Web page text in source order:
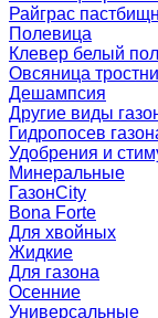
Райграс
Полевица
Клевер белый
Овсяница
Дешампсия
Другие виды
Гидропосев
Удобрения и
Минеральные
ГазонCity
Bona Forte
Для хвойных
Жидкие
Для газона
Осенние
Универсальные